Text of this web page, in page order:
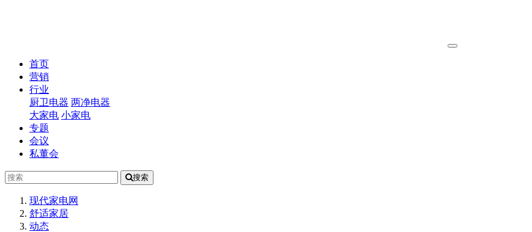
首页(current)
营销
行业
厨卫电器 两净电器
大家电 小家电
专题
会议
私董会
搜索
现代家电网
舒适家居
动态